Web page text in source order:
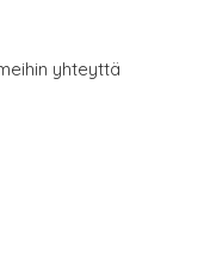
yhteyttä